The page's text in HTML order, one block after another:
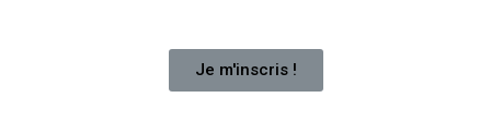
Je m'inscris !